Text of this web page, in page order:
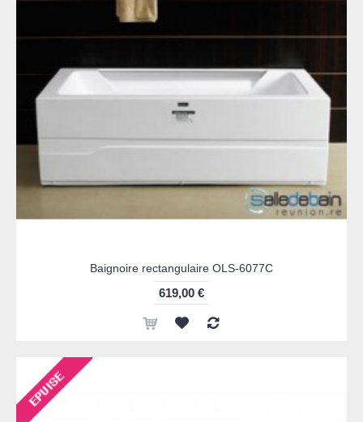
Baignoire rectangulaire OLS-6077C
619,00 €